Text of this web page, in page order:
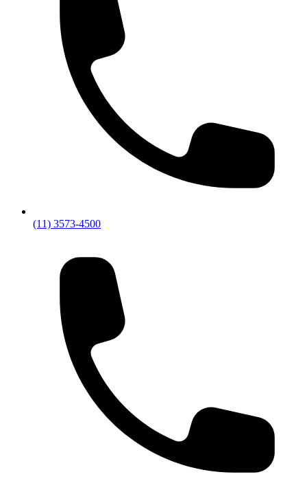
(11) 3573-4500